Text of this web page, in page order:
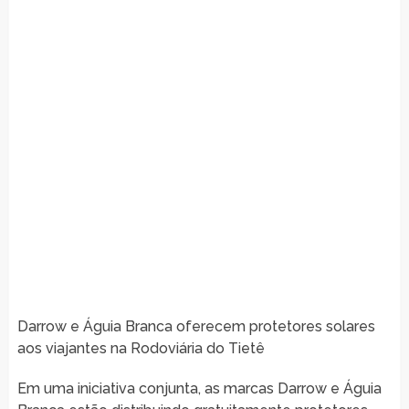
Darrow e Águia Branca oferecem protetores solares
aos viajantes na Rodoviária do Tietê
Em uma iniciativa conjunta, as marcas Darrow e Águia